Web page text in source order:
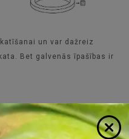
un var dažreiz
Bet galvenās īpašības ir